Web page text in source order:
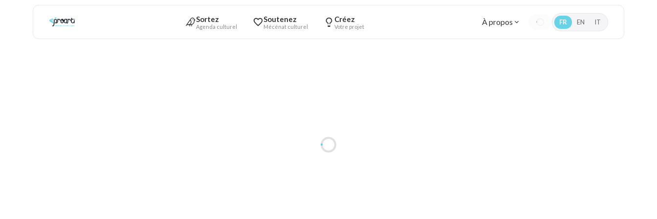
Sortez
Agenda culturel
Soutenez
Mécénat culturel
Créez
Votre projet À propos FR EN IT